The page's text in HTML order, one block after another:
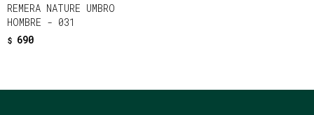
REMERA NATURE UMBRO
HOMBRE - 031
$ 690